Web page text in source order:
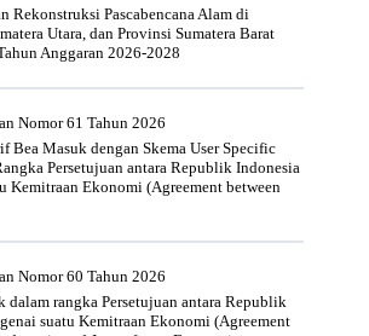
Rekonstruksi Pascabencana Alam di
Utara, dan Provinsi Sumatera Barat
Anggaran 2026-2028
Nomor 61 Tahun 2026
Bea Masuk dengan Skema User Specific
Persetujuan antara Republik Indonesia
Kemitraan Ekonomi (Agreement between
Nomor 60 Tahun 2026
dalam rangka Persetujuan antara Republik
suatu Kemitraan Ekonomi (Agreement